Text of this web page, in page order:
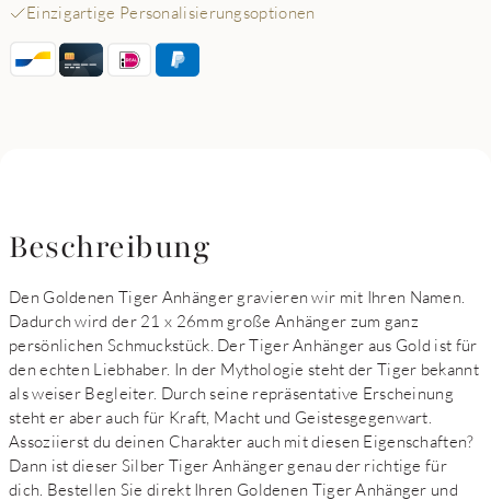
Einzigartige Personalisierungsoptionen
Beschreibung
Den Goldenen Tiger Anhänger gravieren wir mit Ihren Namen.
Dadurch wird der 21 x 26mm große Anhänger zum ganz
persönlichen Schmuckstück. Der Tiger Anhänger aus Gold ist für
den echten Liebhaber. In der Mythologie steht der Tiger bekannt
als weiser Begleiter. Durch seine repräsentative Erscheinung
steht er aber auch für Kraft, Macht und Geistesgegenwart.
Assoziierst du deinen Charakter auch mit diesen Eigenschaften?
Dann ist dieser Silber Tiger Anhänger genau der richtige für
dich. Bestellen Sie direkt Ihren Goldenen Tiger Anhänger und